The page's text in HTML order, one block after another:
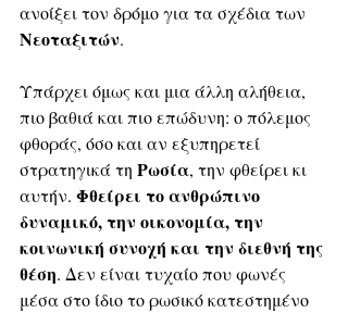
ανοίξει τον δρόμο για τα σχέδια των
Νεοταξιτών.
Υπάρχει όμως και μια άλλη αλήθεια,
πιο βαθιά και πιο επώδυνη: ο πόλεμος
φθοράς, όσο και αν εξυπηρετεί
στρατηγικά τη Ρωσία, την φθείρει κι
αυτήν. Φθείρει το ανθρώπινο
δυναμικό, την οικονομία, την
κοινωνική συνοχή και την διεθνή της
θέση. Δεν είναι τυχαίο που φωνές
μέσα στο ίδιο το ρωσικό κατεστημένο